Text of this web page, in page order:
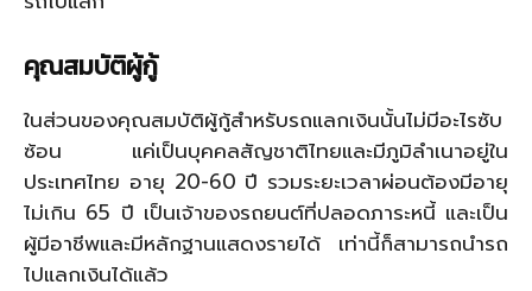
คุณสมบัติผู้กู้
ในส่วนของคุณสมบัติผู้กู้สำหรับรถแลกเงินนั้นไม่มีอะไรซับ
ซ้อน แค่เป็นบุคคลสัญชาติไทยและมีภูมิลำเนาอยู่ใน
ประเทศไทย อายุ 20-60 ปี รวมระยะเวลาผ่อนต้องมีอายุ
ไม่เกิน 65 ปี เป็นเจ้าของรถยนต์ที่ปลอดภาระหนี้ และเป็น
ผู้มีอาชีพและมีหลักฐานแสดงรายได้ เท่านี้ก็สามารถนำรถ
ไปแลกเงินได้แล้ว